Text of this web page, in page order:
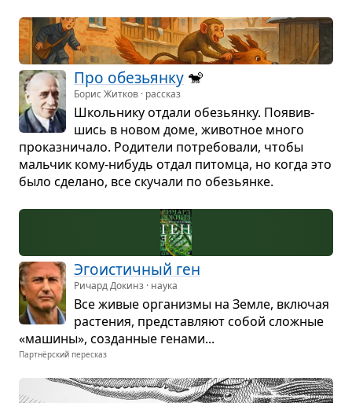
Про обе­зьянку 🐒
Борис Житков · рассказ
Школь­нику отдали обе­зьянку. Появив­
шись в новом доме, живот­ное много
про­каз­ни­чало. Роди­тели потре­бо­вали, чтобы
маль­чик кому-нибудь отдал питомца, но когда это
было сде­лано, все ску­чали по обе­зьянке.
Эго­и­стич­ный ген
Ричард Докинз · наука
Все живые орга­низмы на Земле, вклю­чая
рас­те­ния, пред­став­ляют собой слож­ные
«машины», создан­ные генами...
Партнёрский пересказ